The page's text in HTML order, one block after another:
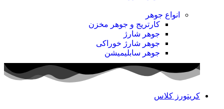
انواع جوهر
کارتریج و جوهر مخزن
جوهر شارژ
جوهر شارژ خوراکی
جوهر سابلیمیشن
کریتورز کلاس